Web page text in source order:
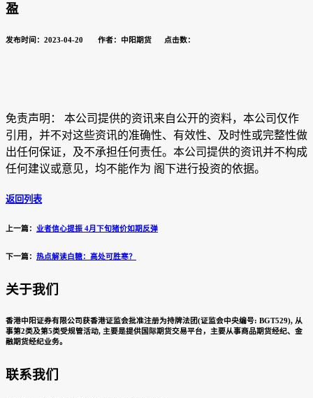
盈
发布时间：2023-04-20 作者：中阳期货 点击数：
免责声明： 本公司提供的资讯来自公开的资料，本公司仅作
引用，并不对这些资讯的准确性、有效性、及时性或完整性做
出任何保证，及不承担任何责任。本公司提供的资讯并不构成
任何建议或意见，均不能作为 阁下进行投资的依据。
返回列表
上一篇： 业者信心提振 4月下旬猪价如期反弹
下一篇： 热点解读白糖：高处可胜寒？
关于我们
香港中阳证券有限公司获香港证监会批准注册为持牌法团(证监会中央编号: BGT529), 从
事第2类及第5类受规管活动, 主要是提供国际期货交易平台，主要从事商品期货经纪、金
融期货经纪业务。
联系我们